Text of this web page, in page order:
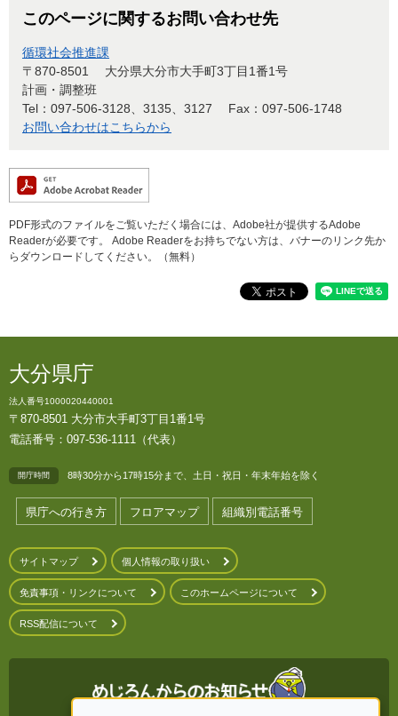
このページに関するお問い合わせ先
循環社会推進課
〒870-8501
大分県大分市大手町3丁目1番1号
計画・調整班
Tel：097-506-3128、3135、3127
Fax：097-506-1748
お問い合わせはこちらから
PDF形式のファイルをご覧いただく場合には、Adobe社が提供するAdobe
Readerが必要です。
Adobe Readerをお持ちでない方は、バナーのリンク先か
らダウンロードしてください。（無料）
大分県庁
法人番号1000020440001
〒870-8501 大分市大手町3丁目1番1号
電話番号：097-536-1111（代表）
開庁時間 8時30分から17時15分まで、土日・祝日・年末年始を除く
県庁への行き方 フロアマップ 組織別電話番号
サイトマップ 個人情報の取り扱い
免責事項・リンクについて このホームページについて
RSS配信について